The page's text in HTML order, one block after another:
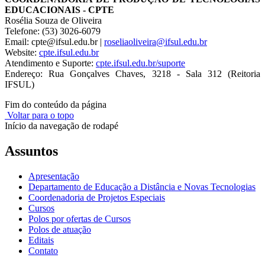
EDUCACIONAIS - CPTE
Rosélia Souza de Oliveira
Telefone: (53) 3026-6079
Email: cpte@ifsul.edu.br | roseliaoliveira@ifsul.edu.br
Website: cpte.ifsul.edu.br
Atendimento e Suporte: cpte.ifsul.edu.br/suporte
Endereço: Rua Gonçalves Chaves, 3218 - Sala 312 (Reitoria
IFSUL)
Fim do conteúdo da página
Voltar para o topo
Início da navegação de rodapé
Assuntos
Apresentação
Departamento de Educação a Distância e Novas Tecnologias
Coordenadoria de Projetos Especiais
Cursos
Polos por ofertas de Cursos
Polos de atuação
Editais
Contato